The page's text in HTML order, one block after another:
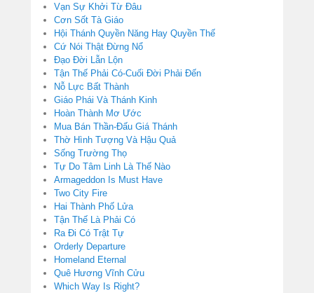
Vạn Sự Khởi Từ Đâu
Cơn Sốt Tà Giáo
Hội Thánh Quyền Năng Hay Quyền Thế
Cứ Nói Thật Đừng Nổ
Đạo Đời Lẫn Lộn
Tận Thế Phải Có-Cuối Đời Phải Đến
Nỗ Lực Bất Thành
Giáo Phái Và Thánh Kinh
Hoàn Thành Mơ Ước
Mua Bán Thần-Đấu Giá Thánh
Thờ Hình Tượng Và Hậu Quả
Sống Trường Thọ
Tự Do Tâm Linh Là Thế Nào
Armageddon Is Must Have
Two City Fire
Hai Thành Phố Lửa
Tận Thế Là Phải Có
Ra Đi Có Trật Tự
Orderly Departure
Homeland Eternal
Quê Hương Vĩnh Cửu
Which Way Is Right?